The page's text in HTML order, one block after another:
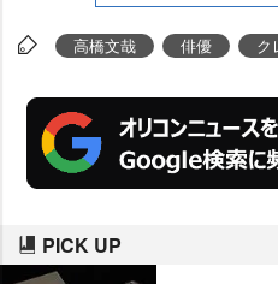
高橋文哉 俳優 ク
PICK UP